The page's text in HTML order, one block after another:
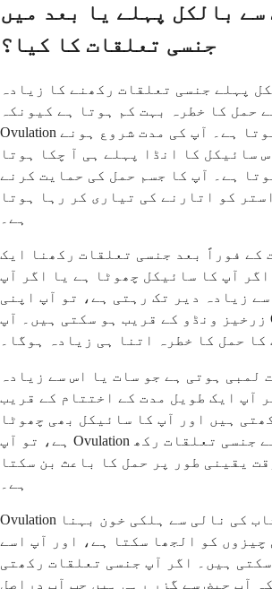
سے بالکل پہلے یا بعد میں
جنسی تعلقات کا کیا؟
پہلے جنسی تعلقات رکھنے کا زیادہ
حمل کا خطرہ بہت کم ہوتا ہے کیونکہ
Ovulation پہلے ہی گزر چکا ہوتا ہے۔ آپ کی مدت شروع ہونے
سائیکل کا انڈا پہلے ہی آ چکا ہوتا
ہے۔ آپ کا جسم حمل کی حمایت کرنے
کو اتارنے کی تیاری کر رہا ہوتا
ہے۔
کے فوراً بعد جنسی تعلقات رکھنا ایک
آپ کا سائیکل چھوٹا ہے یا اگر آپ
زیادہ دیر تک رہتی ہے، تو آپ اپنی
زرخیز ونڈو کے قریب ہو سکتی ہیں۔ آپ Ovulation کے جتنے
کا حمل کا خطرہ اتنا ہی زیادہ ہوگا۔
لمبی ہوتی ہے جو سات یا اس سے زیادہ
آپ ایک طویل مدت کے اختتام کے قریب
ہیں اور آپ کا سائیکل بھی چھوٹا
ہے، تو آپ Ovulation سے صرف چند دن پہلے جنسی تعلقات رکھ
یقینی طور پر حمل کا باعث بن سکتا
ہے۔
Ovulation کے آس پاس میں پیشاب کی نالی سے ہلکی خون بہنا
چیزوں کو الجھا سکتا ہے، اور آپ اسے
ہیں۔ اگر آپ جنسی تعلقات رکھتی
آپ حیض سے گزر رہی ہیں جب آپ دراصل